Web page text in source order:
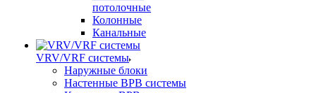
потолочные
Колонные
Канальные
VRV/VRF системы
Наружные блоки
Настенные ВРВ системы